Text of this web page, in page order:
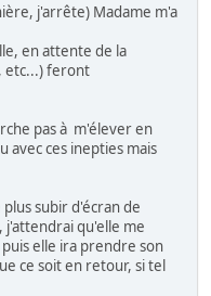
j'arrête) Madame m'a
en attente de la
etc...) feront
pas à m'élever en
avec ces inepties mais
plus subir d'écran de
j'attendrai qu'elle me
elle ira prendre son
ce soit en retour, si tel